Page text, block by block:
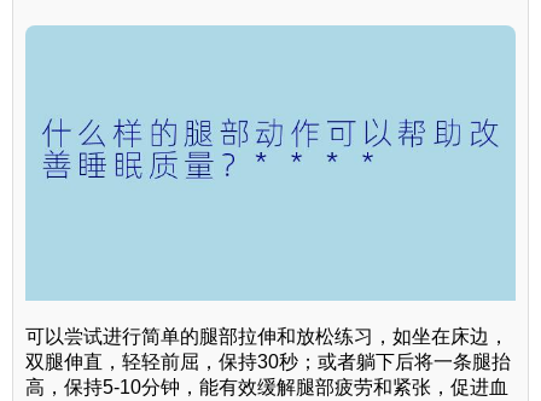
可以尝试进行简单的腿部拉伸和放松练习，如坐在床边，
双腿伸直，轻轻前屈，保持30秒；或者躺下后将一条腿抬
高，保持5-10分钟，能有效缓解腿部疲劳和紧张，促进血